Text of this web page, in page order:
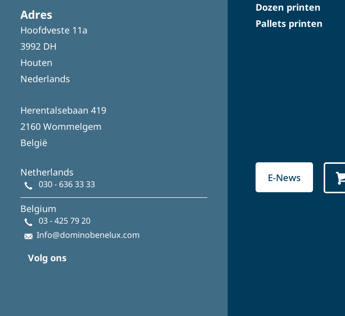
Adres
Hoofdveste 11a
3992 DH
Houten
Nederlands
Herentalsebaan 419
2160 Wommelgem
België
Netherlands
030 - 636 33 33
Belgium
03 - 425 79 20
Info@dominobenelux.com
Volg ons
Dozen printen
Pallets printen
E-News